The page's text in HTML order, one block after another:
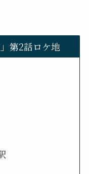
第2話ロケ地